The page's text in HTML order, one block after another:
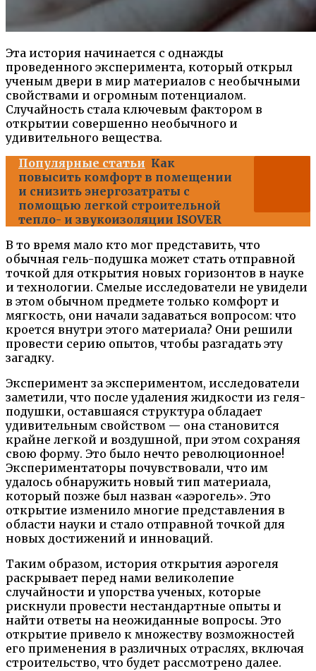
Эта история начинается с однажды
проведенного эксперимента, который открыл
ученым двери в мир материалов с необычными
свойствами и огромным потенциалом.
Случайность стала ключевым фактором в
открытии совершенно необычного и
удивительного вещества.
Популярные статьи Как
повысить комфорт в помещении
и снизить энергозатраты с
помощью легкой строительной
тепло- и звукоизоляции ISOVER
В то время мало кто мог представить, что
обычная гель-подушка может стать отправной
точкой для открытия новых горизонтов в науке
и технологии. Смелые исследователи не увидели
в этом обычном предмете только комфорт и
мягкость, они начали задаваться вопросом: что
кроется внутри этого материала? Они решили
провести серию опытов, чтобы разгадать эту
загадку.
Эксперимент за экспериментом, исследователи
заметили, что после удаления жидкости из геля-
подушки, оставшаяся структура обладает
удивительным свойством — она становится
крайне легкой и воздушной, при этом сохраняя
свою форму. Это было нечто революционное!
Экспериментаторы почувствовали, что им
удалось обнаружить новый тип материала,
который позже был назван «аэрогель». Это
открытие изменило многие представления в
области науки и стало отправной точкой для
новых достижений и инноваций.
Таким образом, история открытия аэрогеля
раскрывает перед нами великолепие
случайности и упорства ученых, которые
рискнули провести нестандартные опыты и
найти ответы на неожиданные вопросы. Это
открытие привело к множеству возможностей
его применения в различных отраслях, включая
строительство, что будет рассмотрено далее.